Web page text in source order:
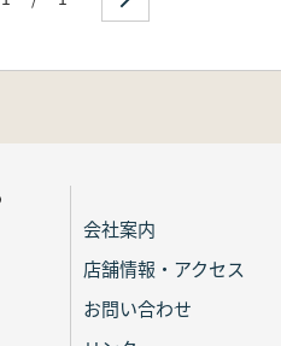
会社案内
店舗情報・アクセス
お問い合わせ